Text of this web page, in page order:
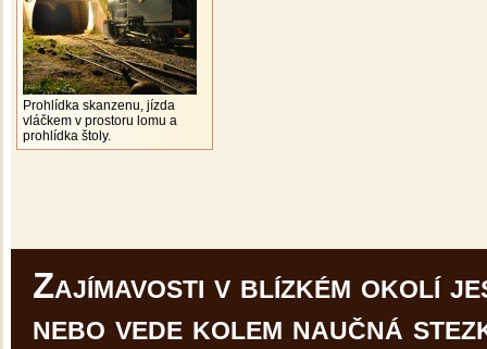
Prohlídka skanzenu, jízda
vláčkem v prostoru lomu a
prohlídka štoly.
Zajímavosti v blízkém okolí
nebo vede kolem naučná